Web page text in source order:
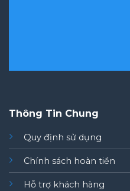
Thông Tin Chung
Quy định sử dụng
Chính sách hoàn tiền
Hỗ trợ khách hàng